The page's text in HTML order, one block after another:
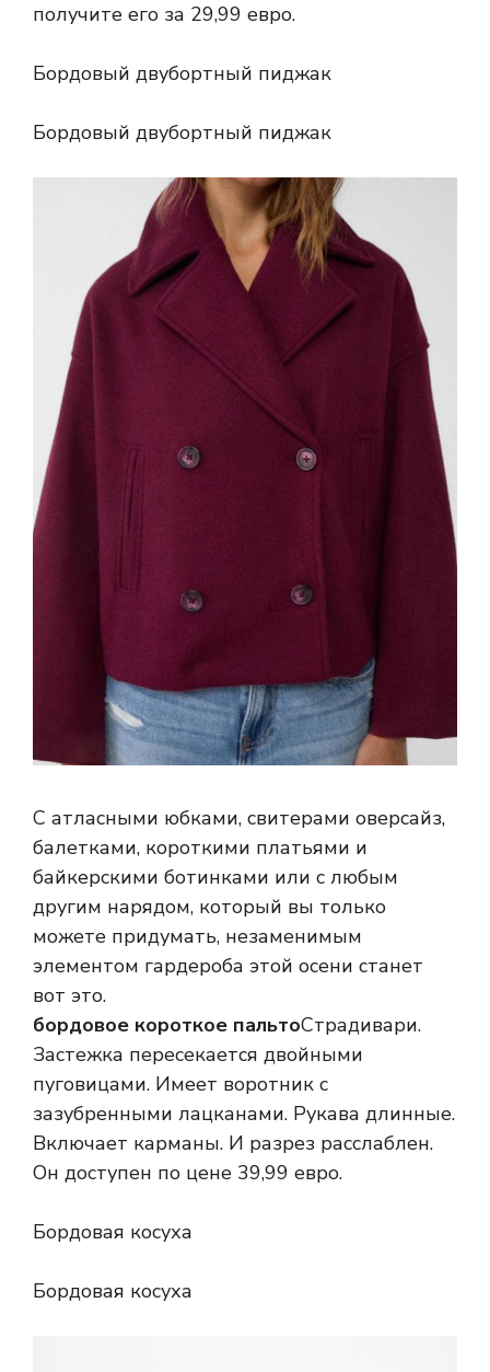
получите его за 29,99 евро.
Бордовый двубортный пиджак
Бордовый двубортный пиджак
С атласными юбками, свитерами оверсайз,
балетками, короткими платьями и
байкерскими ботинками или с любым
другим нарядом, который вы только
можете придумать, незаменимым
элементом гардероба этой осени станет
вот это.
бордовое короткое пальтоСтрадивари.
Застежка пересекается двойными
пуговицами. Имеет воротник с
зазубренными лацканами. Рукава длинные.
Включает карманы. И разрез расслаблен.
Он доступен по цене 39,99 евро.
Бордовая косуха
Бордовая косуха